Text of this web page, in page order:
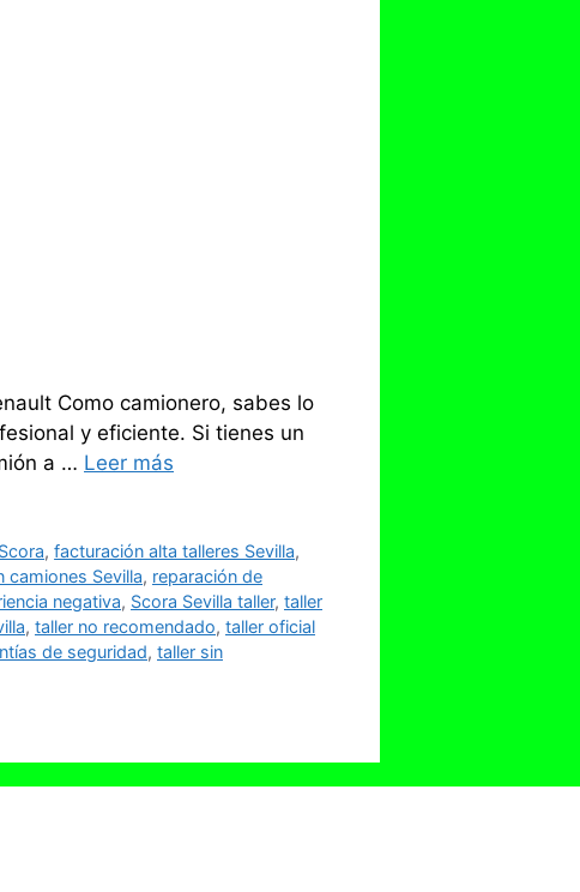
Como camionero, sabes lo
y eficiente. Si tienes un
a … Leer más
,facturación alta talleres Sevilla,
camiones Sevilla, reparación de
negativa, Scora Sevilla taller, taller
, taller no recomendado, taller oficial
de seguridad, taller sin